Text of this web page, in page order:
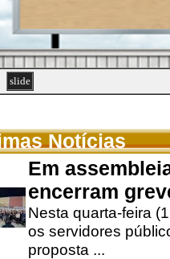
slide
Notícias
Em
encerram
Nesta quarta-feira
os servidores
proposta ...